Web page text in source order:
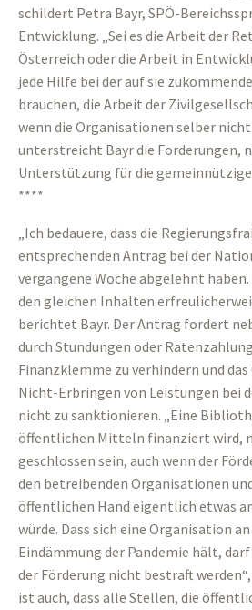
schildert Petra Bayr, SPÖ-
Entwicklung. „Sei es die Arbeit der
Österreich oder die Arbeit in
jede Hilfe bei der auf sie
brauchen, die Arbeit der
wenn die Organisationen selber
unterstreicht Bayr die Forderungen,
Unterstützung für die
****
„Ich bedauere, dass die
entsprechenden Antrag bei der
vergangene Woche abgelehnt
den gleichen Inhalten
berichtet Bayr. Der Antrag fordert
durch Stundungen oder
Finanzklemme zu verhindern und
Nicht-Erbringen von Leistungen bei
nicht zu sanktionieren. „Eine
öffentlichen Mitteln finanziert wird,
geschlossen sein, auch wenn der
den betreibenden Organisationen
öffentlichen Hand eigentlich etwas
würde. Dass sich eine Organisation
Eindämmung der Pandemie hält,
der Förderung nicht bestraft
ist auch, dass alle Stellen, die